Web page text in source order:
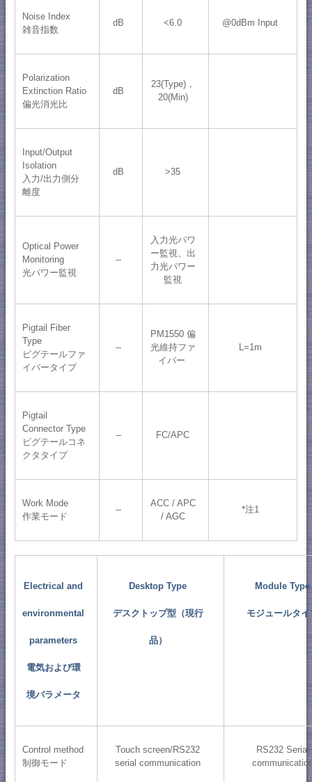
Noise Index
雑音指数
dB <6.0 @0dBm Input
Polarization
Extinction Ratio
偏光消光比
dB
23(Type)，
20(Min)
Input/Output
Isolation
入力/出力側分
離度
dB >35
Optical Power
Monitoring
光パワー監視
--
入力光パワ
ー監視、出
力光パワー
監視
Pigtail Fiber
Type
ピグテールファ
イバータイプ
--
PM1550 偏
光維持ファ
イバー
L=1m
Pigtail
Connector Type
ピグテールコネ
クタタイプ
-- FC/APC
Work Mode
作業モード
--
ACC / APC
/ AGC
*注1
Electrical and
environmental
parameters
電気および環
境パラメータ
Desktop Type
デスクトップ型（現行
品）
Module Type
モジュールタイ
Control method
制御モード
Touch screen/RS232
serial communication
RS232 Serial